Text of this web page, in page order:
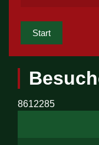
Start
8612285